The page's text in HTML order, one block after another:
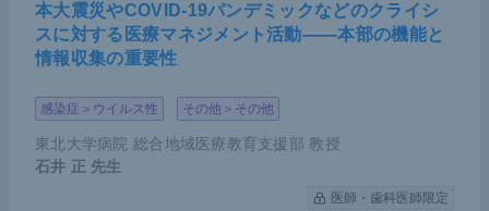
本大震災やCOVID-19パンデミックなどのクライシ
スに対する医療マネジメント活動――本部の機能と
情報収集の重要性
感染症＞ウイルス性 その他＞その他
東北大学病院 総合地域医療教育支援部 教授
石井 正 先生
医師・歯科医師限定